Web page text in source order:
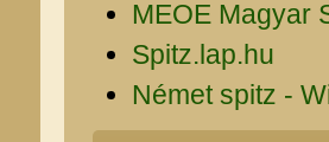
MEOE Magyar
Spitz.lap.hu
Német spitz -